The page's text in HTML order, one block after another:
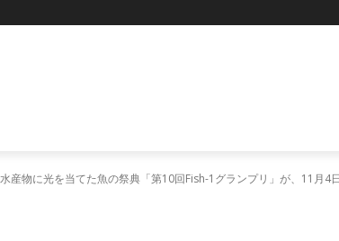
産物に光を当てた魚の祭典「第10回Fish-1グランプリ」が、11月